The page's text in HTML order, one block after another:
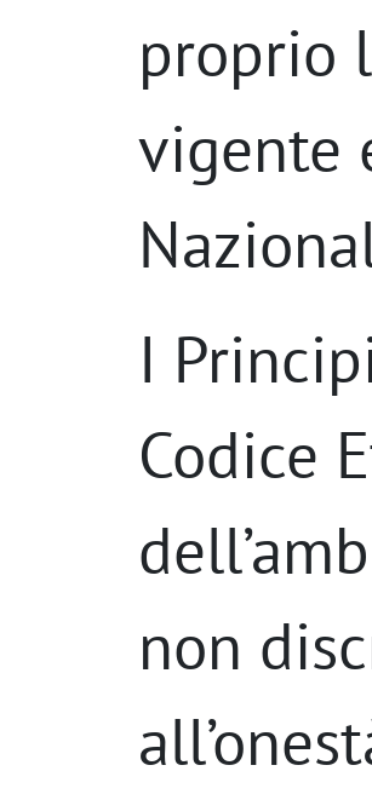
proprio
vigente
I
Codice
non